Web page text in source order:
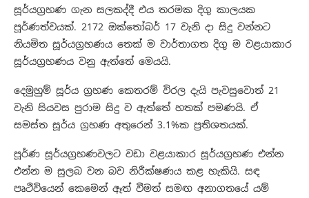
සූර්යග්‍රහණ ගැන සලකද්දී එය තරමක දිගු කාලයක
පූර්ණත්වයක්. 2172 ඔක්තෝබර් 17 වැනි දා සිදු වන්නට
නියමිත සූර්යග්‍රහණය තෙක් ම වාර්තාගත දිගු ම වළයාකාර
සූර්යග්‍රහණය වනු ඇත්තේ මෙයයි.
දෙමුහුම් සූර්ය ග්‍රහණ කෙතරම් විරල දැයි පැවසුවොත් 21
වැනි සියවස පුරාම සිදු ව ඇත්තේ හතක් පමණයි. ඒ
සමස්ත සූර්ය ග්‍රහණ අතුරෙන් 3.1%ක ප්‍රතිශතයක්.
පූර්ණ සූර්යග්‍රහණවලට වඩා වළයාකාර සූර්යග්‍රහණ එන්න
එන්න ම සුලබ වන බව නිරීක්ෂණය කළ හැකියි. සඳ
පෘථිවියෙන් කෙමෙන් ඈත් වීමත් සමඟ අනාගතයේ යම්